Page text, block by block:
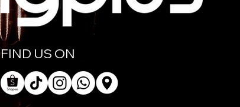
FIND US ON